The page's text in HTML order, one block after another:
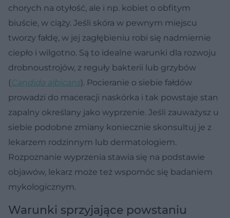
chorych na otyłość, ale i np. kobiet o obfitym
biuście, w ciąży. Jeśli skóra w pewnym miejscu
tworzy fałdę, w jej zagłębieniu robi się nadmiernie
ciepło i wilgotno. Są to idealne warunki dla rozwoju
drobnoustrojów, z reguły bakterii lub grzybów
(Candida albicans). Pocieranie o siebie fałdów
prowadzi do maceracji naskórka i tak powstaje stan
zapalny określany jako wyprzenie. Jeśli zauważysz u
siebie podobne zmiany koniecznie skonsultuj je z
lekarzem rodzinnym lub dermatologiem.
Rozpoznanie wyprzenia stawia się na podstawie
objawów, lekarz może też wspomóc się badaniem
mykologicznym.
Warunki sprzyjające powstaniu